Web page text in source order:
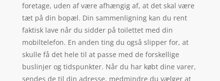
foretage, uden af være afhængig af, at det skal være
tæt på din bopæl. Din sammenligning kan du rent
faktisk lave når du sidder på toilettet med din
mobiltelefon. En anden ting du også slipper for, at
skulle få det hele til at passe med de forskellige
buslinjer og tidspunkter. Når du har købt dine varer,
sendes de til din adresse, medmindre du vælger at